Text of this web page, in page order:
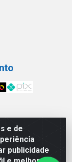
e de
publicidade
LTDA -
de
PR - CEP